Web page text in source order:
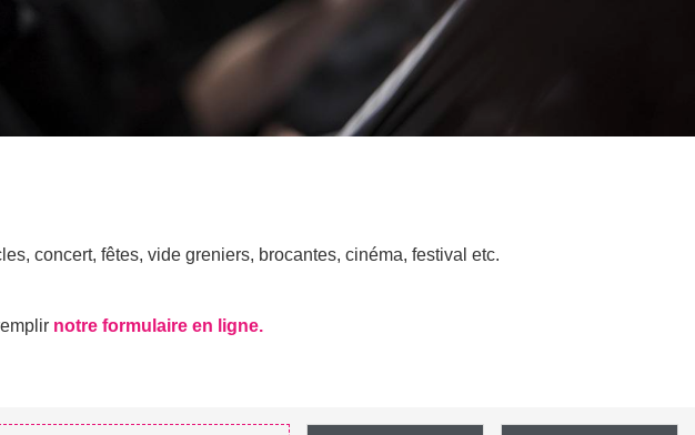
concert, fêtes, vide greniers, brocantes, cinéma, festival etc.
notre formulaire en ligne.